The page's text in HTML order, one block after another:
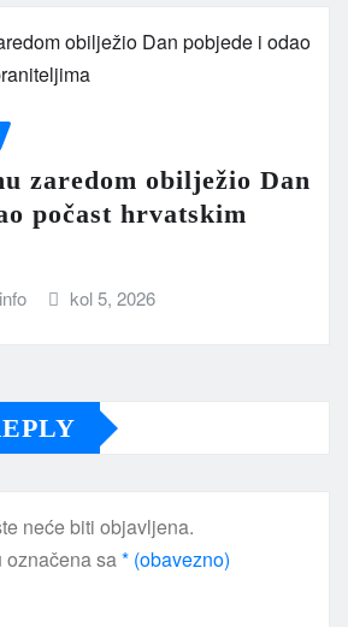
zaredom obilježio Dan
počast hrvatskim
kol 5, 2026
neće biti objavljena.
označena sa* (obavezno)